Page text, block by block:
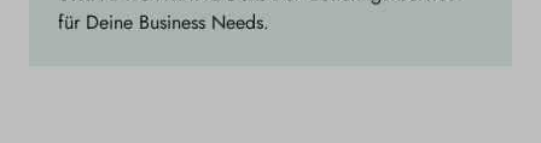
für Deine Business Needs.